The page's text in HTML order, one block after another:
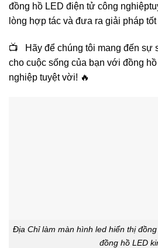
đồng hồ LED điện tử công
lòng hợp tác và đưa ra giải pháp
📺 Hãy để chúng tôi mang đến sự
cho cuộc sống của bạn với đồng
nghiệp tuyệt vời! 🔥
Địa Chỉ làm màn hình led hiển thị
đồng hồ LED